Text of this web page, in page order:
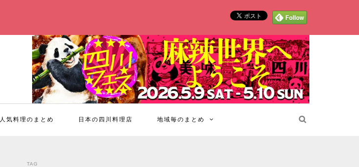
人気料理のまとめ 日本の四川料理店 地域毎のまとめ
TAG